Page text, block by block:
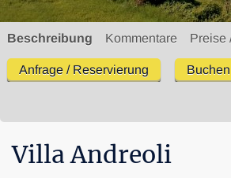
Beschreibung Kommentare Preise
Anfrage / Reservierung Buchen
Villa Andreoli